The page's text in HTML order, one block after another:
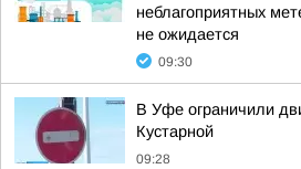
неблагоприятных
не ожидается
09:30
В Уфе ограничили
Кустарной
09:28